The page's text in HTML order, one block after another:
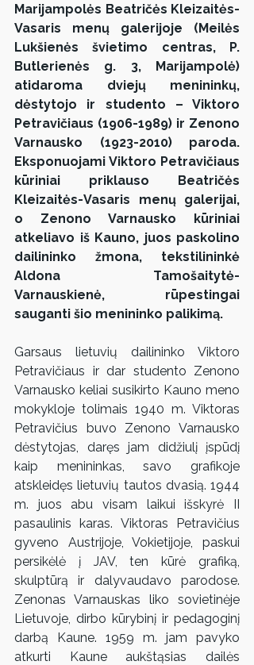
Marijampolės Beatričės Kleizaitės-
Vasaris menų galerijoje (Meilės
Lukšienės švietimo centras, P.
Butlerienės g. 3, Marijampolė)
atidaroma dviejų menininkų,
dėstytojo ir studento – Viktoro
Petravičiaus (1906-1989) ir Zenono
Varnausko (1923-2010) paroda.
Eksponuojami Viktoro Petravičiaus
kūriniai priklauso Beatričės
Kleizaitės-Vasaris menų galerijai,
o Zenono Varnausko kūriniai
atkeliavo iš Kauno, juos paskolino
dailininko žmona, tekstilininkė
Aldona Tamošaitytė-
Varnauskienė, rūpestingai
sauganti šio menininko palikimą.
Garsaus lietuvių dailininko Viktoro
Petravičiaus ir dar studento Zenono
Varnausko keliai susikirto Kauno meno
mokykloje tolimais 1940 m. Viktoras
Petravičius buvo Zenono Varnausko
dėstytojas, daręs jam didžiulį įspūdį
kaip menininkas, savo grafikoje
atskleidęs lietuvių tautos dvasią. 1944
m. juos abu visam laikui išskyrė II
pasaulinis karas. Viktoras Petravičius
gyveno Austrijoje, Vokietijoje, paskui
persikėlė į JAV, ten kūrė grafiką,
skulptūrą ir dalyvaudavo parodose.
Zenonas Varnauskas liko sovietinėje
Lietuvoje, dirbo kūrybinį ir pedagoginį
darbą Kaune. 1959 m. jam pavyko
atkurti Kaune aukštąsias dailės